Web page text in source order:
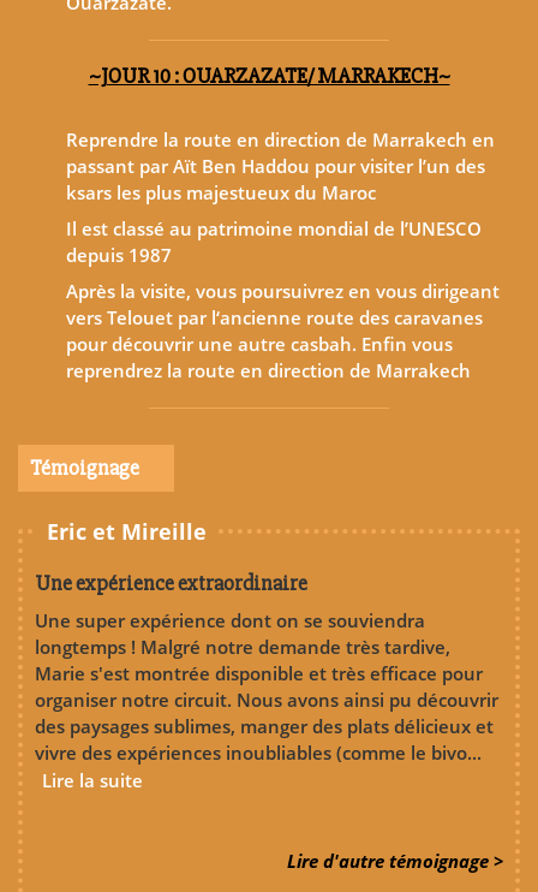
~JOUR 10 : OUARZAZATE/ MARRAKECH~
Reprendre la route en direction de Marrakech en
passant par Aït Ben Haddou pour visiter l’un des
ksars les plus majestueux du Maroc
Il est classé au patrimoine mondial de l’UNESCO
depuis 1987
Après la visite, vous poursuivrez en vous dirigeant
vers Telouet par l‘ancienne route des caravanes
pour découvrir une autre casbah. Enfin vous
reprendrez la route en direction de Marrakech
Témoignage
Eric et Mireille
Une expérience extraordinaire
Une super expérience dont on se souviendra
longtemps ! Malgré notre demande très tardive,
Marie s'est montrée disponible et très efficace pour
organiser notre circuit. Nous avons ainsi pu découvrir
des paysages sublimes, manger des plats délicieux et
vivre des expériences inoubliables (comme le bivo...
Lire la suite
Lire d'autre témoignage >